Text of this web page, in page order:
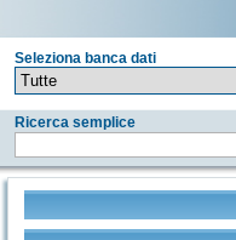
Seleziona banca dati
Ricerca semplice